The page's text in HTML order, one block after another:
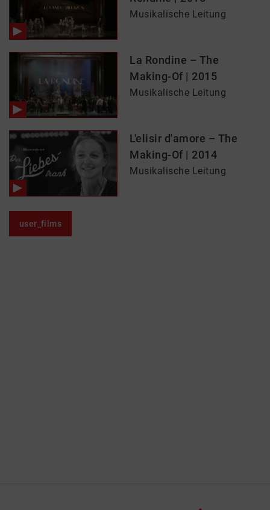
Musikalische Leitung
La Rondine – The
Making-Of | 2015
Musikalische Leitung
L'elisir d'amore – The
Making-Of | 2014
Musikalische Leitung
user_films